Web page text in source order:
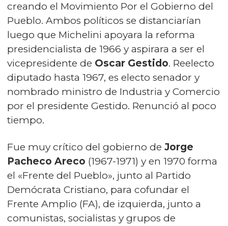
creando el Movimiento Por el Gobierno del
Pueblo. Ambos políticos se distanciarían
luego que Michelini apoyara la reforma
presidencialista de 1966 y aspirara a ser el
vicepresidente de Oscar Gestido. Reelecto
diputado hasta 1967, es electo senador y
nombrado ministro de Industria y Comercio
por el presidente Gestido. Renunció al poco
tiempo.
Fue muy crítico del gobierno de Jorge
Pacheco Areco (1967-1971) y en 1970 forma
el «Frente del Pueblo», junto al Partido
Demócrata Cristiano, para cofundar el
Frente Amplio (FA), de izquierda, junto a
comunistas, socialistas y grupos de